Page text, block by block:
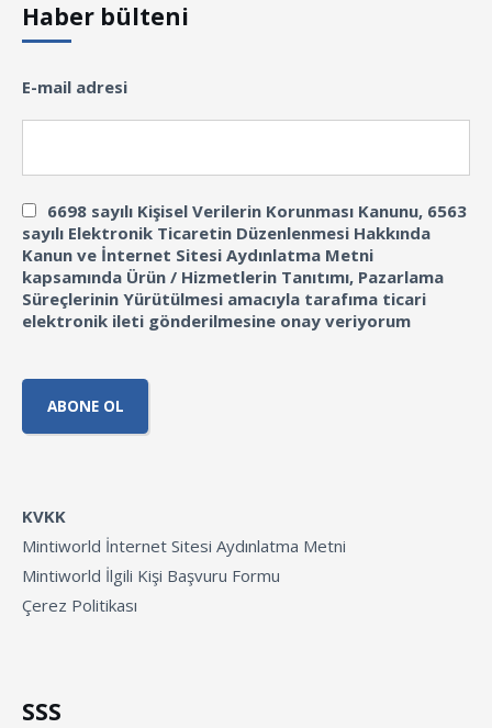
Haber bülteni
E-mail adresi
6698 sayılı Kişisel Verilerin Korunması Kanunu, 6563
sayılı Elektronik Ticaretin Düzenlenmesi Hakkında
Kanun ve İnternet Sitesi Aydınlatma Metni
kapsamında Ürün / Hizmetlerin Tanıtımı, Pazarlama
Süreçlerinin Yürütülmesi amacıyla tarafıma ticari
elektronik ileti gönderilmesine onay veriyorum
KVKK
Mintiworld İnternet Sitesi Aydınlatma Metni
Mintiworld İlgili Kişi Başvuru Formu
Çerez Politikası
SSS